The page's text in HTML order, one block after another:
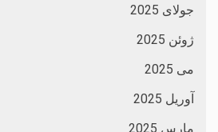
جولای 2025
ژوئن 2025
می 2025
آوریل 2025
مارس 2025